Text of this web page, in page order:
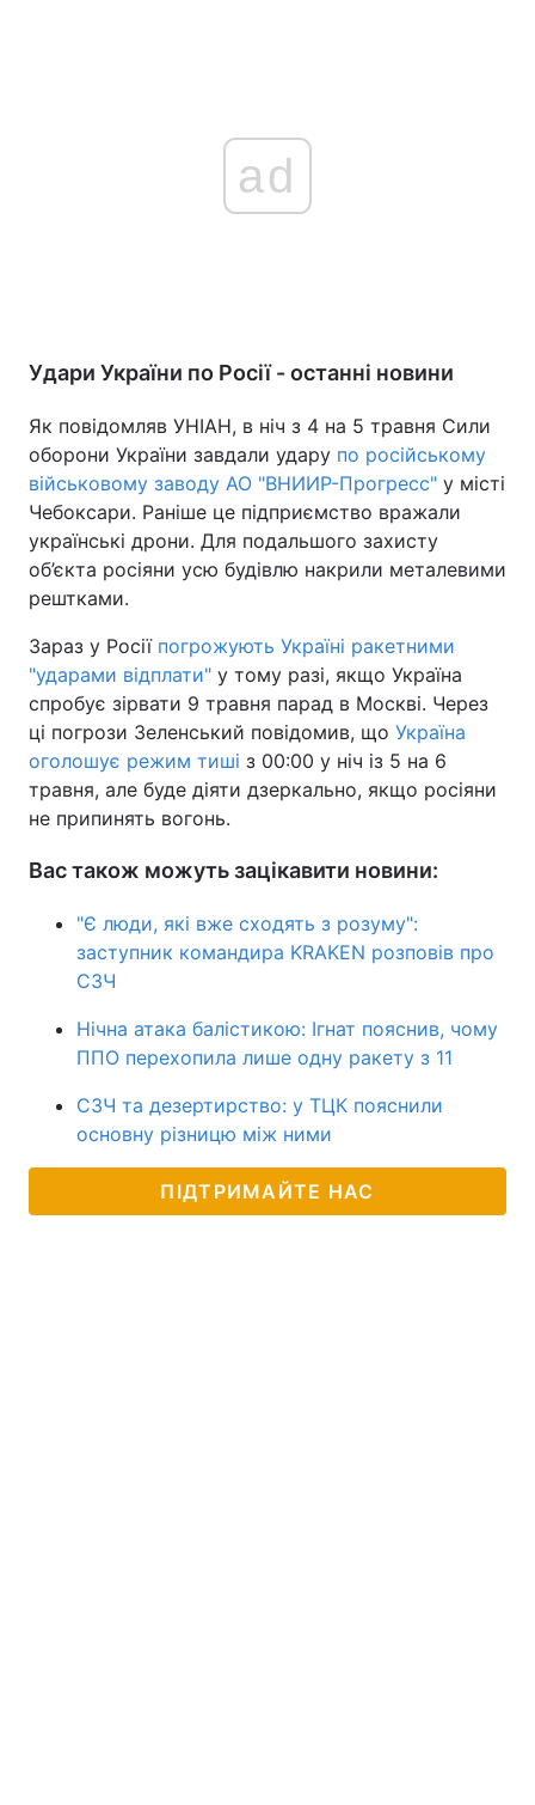
ad
Удари України по Росії - останні новини
Як повідомляв УНІАН, в ніч з 4 на 5 травня Сили
оборони України завдали удару по російському
військовому заводу АО "ВНИИР-Прогресс" у місті
Чебоксари. Раніше це підприємство вражали
українські дрони. Для подальшого захисту
об’єкта росіяни усю будівлю накрили металевими
рештками.
Зараз у Росії погрожують Україні ракетними
"ударами відплати" у тому разі, якщо Україна
спробує зірвати 9 травня парад в Москві. Через
ці погрози Зеленський повідомив, що Україна
оголошує режим тиші з 00:00 у ніч із 5 на 6
травня, але буде діяти дзеркально, якщо росіяни
не припинять вогонь.
Вас також можуть зацікавити новини:
"Є люди, які вже сходять з розуму":
заступник командира KRAKEN розповів про
СЗЧ
Нічна атака балістикою: Ігнат пояснив, чому
ППО перехопила лише одну ракету з 11
СЗЧ та дезертирство: у ТЦК пояснили
основну різницю між ними
ПІДТРИМАЙТЕ НАС